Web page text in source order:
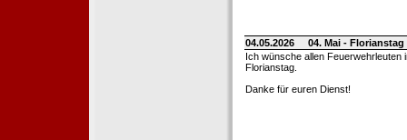
04.05.2026
04. Mai -
Ich wünsche allen Feuerwehrleuten
Florianstag.
Danke für euren Dienst!